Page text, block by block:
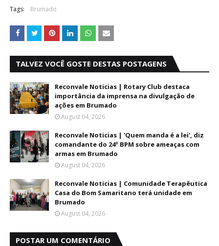
Tags: Brumado
TALVEZ VOCÊ GOSTE DESTAS POSTAGENS
Reconvale Noticias | Rotary Club destaca
importância da imprensa na divulgação de
ações em Brumado
August 04, 2026
Reconvale Noticias | 'Quem manda é a lei', diz
comandante do 24º BPM sobre ameaças com
armas em Brumado
August 04, 2026
Reconvale Noticias | Comunidade Terapêutica
Casa do Bom Samaritano terá unidade em
Brumado
August 04, 2026
POSTAR UM COMENTÁRIO